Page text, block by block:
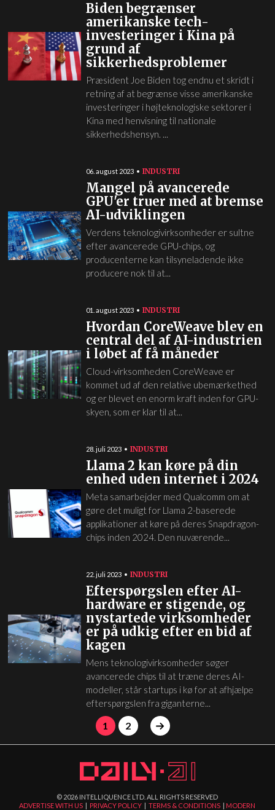
Biden begrænser
amerikanske tech-
investeringer i Kina på
grund af
sikkerhedsproblemer
Præsident Joe Biden tog endnu et skridt i
retning af at begrænse visse amerikanske
investeringer i højteknologiske sektorer i
Kina med henvisning til nationale
sikkerhedshensyn. ...
06. august 2023 INDUSTRI
Mangel på avancerede
GPU'er truer med at bremse
AI-udviklingen
Verdens teknologivirksomheder er sultne
efter avancerede GPU-chips, og
producenterne kan tilsyneladende ikke
producere nok til at...
01. august 2023 INDUSTRI
Hvordan CoreWeave blev en
central del af AI-industrien
i løbet af få måneder
Cloud-virksomheden CoreWeave er
kommet ud af den relative ubemærkethed
og er blevet en enorm kraft inden for GPU-
skyen, som er klar til at...
28. juli 2023 INDUSTRI
Llama 2 kan køre på din
enhed uden internet i 2024
Meta samarbejder med Qualcomm om at
gøre det muligt for Llama 2-baserede
applikationer at køre på deres Snapdragon-
chips inden 2024. Den nuværende...
22. juli 2023 INDUSTRI
Efterspørgslen efter AI-
hardware er stigende, og
nystartede virksomheder
er på udkig efter en bid af
kagen
Mens teknologivirksomheder søger
avancerede chips til at træne deres AI-
modeller, står startups i kø for at afhjælpe
efterspørgslen fra giganterne...
1 2
© 2026 INTELLIQUENCE LTD. ALL RIGHTS RESERVED
ADVERTISE WITH US | PRIVACY POLICY |TERMS & CONDITIONS | MODERN